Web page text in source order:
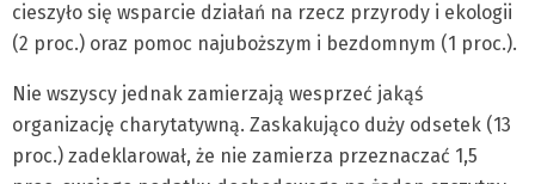
cieszyło się wsparcie działań na rzecz przyrody i ekologii
(2 proc.) oraz pomoc najuboższym i bezdomnym (1 proc.).
Nie wszyscy jednak zamierzają wesprzeć jakąś
organizację charytatywną. Zaskakująco duży odsetek (13
proc.) zadeklarował, że nie zamierza przeznaczać 1,5